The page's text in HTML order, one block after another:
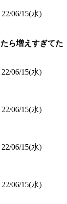
06/15(水)
ら増えすぎてた
06/15(水)
06/15(水)
06/15(水)
06/15(水)